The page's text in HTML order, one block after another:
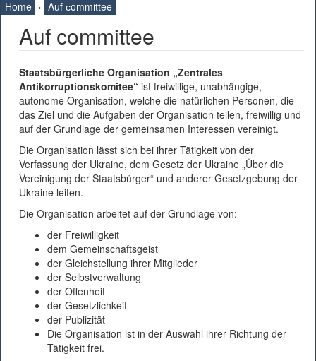
Home › Auf сommittee
Auf сommittee
Staatsbürgerliche Organisation „Zentrales
Antikorruptionskomitee“ ist freiwillige, unabhängige,
autonome Organisation, welche die natürlichen Personen, die
das Ziel und die Aufgaben der Organisation teilen, freiwillig und
auf der Grundlage der gemeinsamen Interessen vereinigt.
Die Organisation lässt sich bei ihrer Tätigkeit von der
Verfassung der Ukraine, dem Gesetz der Ukraine „Über die
Vereinigung der Staatsbürger“ und anderer Gesetzgebung der
Ukraine leiten.
Die Organisation arbeitet auf der Grundlage von:
der Freiwilligkeit
dem Gemeinschaftsgeist
der Gleichstellung ihrer Mitglieder
der Selbstverwaltung
der Offenheit
der Gesetzlichkeit
der Publizität
Die Organisation ist in der Auswahl ihrer Richtung der
Tätigkeit frei.